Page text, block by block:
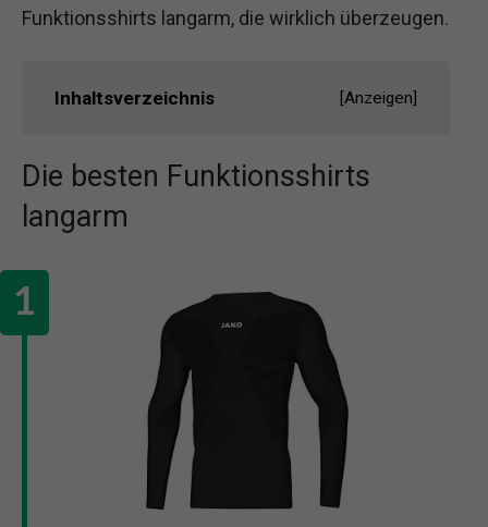
Funktionsshirts langarm, die wirklich überzeugen.
Inhaltsverzeichnis [Anzeigen]
Die besten Funktionsshirts
langarm